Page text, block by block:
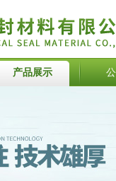
产品展示